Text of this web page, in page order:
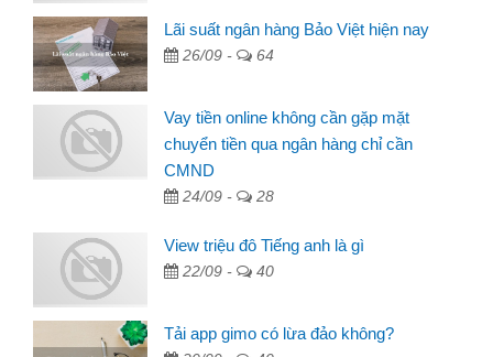
Lãi suất ngân hàng Bảo Việt hiện nay
26/09 - 64
Vay tiền online không cần gặp mặt
chuyển tiền qua ngân hàng chỉ cần
CMND
24/09 - 28
View triệu đô Tiếng anh là gì
22/09 - 40
Tải app gimo có lừa đảo không?